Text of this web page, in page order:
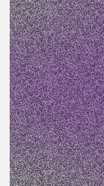
Veranstaltungsart
Workshop
Preis
kostenfrei
Teil des Projekts
Neustadt
Beginn